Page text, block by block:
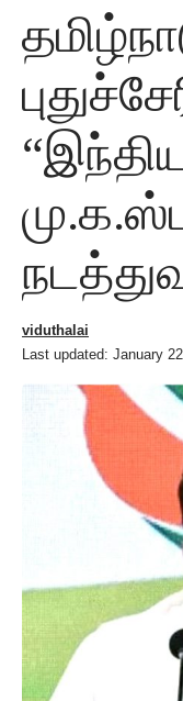
Last updated: January
viduthalai